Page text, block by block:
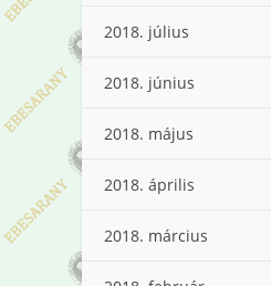
2018. július
2018. június
2018. május
2018. április
2018. március